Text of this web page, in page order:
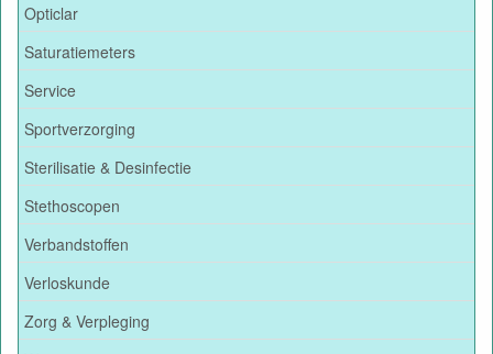
Opticlar
Saturatiemeters
Service
Sportverzorging
Sterilisatie & Desinfectie
Stethoscopen
Verbandstoffen
Verloskunde
Zorg & Verpleging